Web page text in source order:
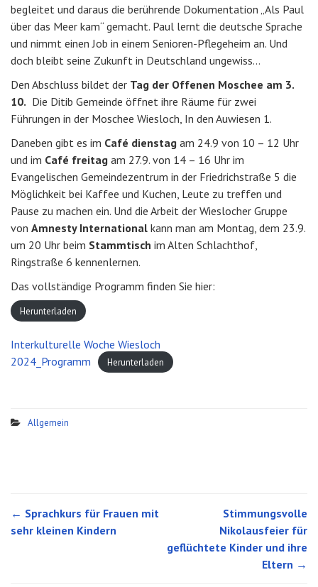
begleitet und daraus die berührende Dokumentation „Als Paul
über das Meer kam“ gemacht. Paul lernt die deutsche Sprache
und nimmt einen Job in einem Senioren-Pflegeheim an. Und
doch bleibt seine Zukunft in Deutschland ungewiss…
Den Abschluss bildet der Tag der Offenen Moschee am 3.
10. Die Ditib Gemeinde öffnet ihre Räume für zwei
Führungen in der Moschee Wiesloch, In den Auwiesen 1.
Daneben gibt es im Café dienstag am 24.9 von 10 – 12 Uhr
und im Café freitag am 27.9. von 14 – 16 Uhr im
Evangelischen Gemeindezentrum in der Friedrichstraße 5 die
Möglichkeit bei Kaffee und Kuchen, Leute zu treffen und
Pause zu machen ein. Und die Arbeit der Wieslocher Gruppe
von Amnesty International kann man am Montag, dem 23.9.
um 20 Uhr beim Stammtisch im Alten Schlachthof,
Ringstraße 6 kennenlernen.
Das vollständige Programm finden Sie hier:
Herunterladen
Interkulturelle Woche Wiesloch
2024_Programm
Herunterladen
Allgemein
Post navigation
← Sprachkurs für Frauen mit
sehr kleinen Kindern
Stimmungsvolle
Nikolausfeier für
geflüchtete Kinder und ihre
Eltern →